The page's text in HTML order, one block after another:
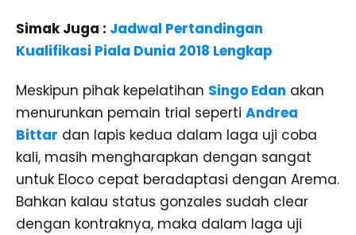
Simak Juga : Jadwal Pertandingan
Kualifikasi Piala Dunia 2018 Lengkap
Meskipun pihak kepelatihan Singo Edan akan
menurunkan pemain trial seperti Andrea
Bittar dan lapis kedua dalam laga uji coba
kali, masih mengharapkan dengan sangat
untuk Eloco cepat beradaptasi dengan Arema.
Bahkan kalau status gonzales sudah clear
dengan kontraknya, maka dalam laga uji